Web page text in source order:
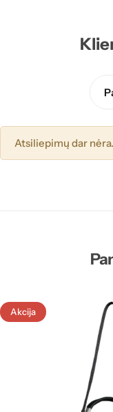
Atsiliepimų dar nėra.
Akcija